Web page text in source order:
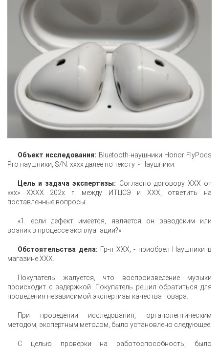
Объект исследования: Bluetooth-наушники Honor FlyPods
Pro наушники, S/N: xxxx далее по тексту - Наушники.
Цель и задача экспертизы: Согласно договору ХХХ от
«хх» ХХХХ 202х г. между ИТЦСЭ и ХХХ, ответить на
поставленные вопросы:
«1. если дефект имеется, является он заводским или
возник в процессе эксплуатации?»
Обстоятельства дела: Гр-н ХХХ, - приобрел Наушники в
магазине ХХХ.
Покупатель жалуется, что воспроизведение музыки
происходит с задержкой. Покупатель решил обратиться для
проведения независимой экспертизы качества товара.
При проведении исследования, органолептическим
методом, экспертным методом, было установлено следующее:
С целью проверки на работоспособность, было